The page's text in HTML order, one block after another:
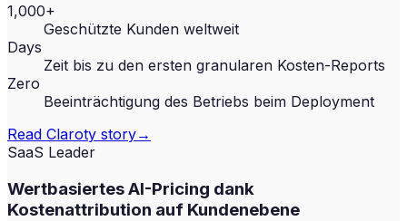
1,000+
Geschützte Kunden weltweit
Days
Zeit bis zu den ersten granularen Kosten-Reports
Zero
Beeinträchtigung des Betriebs beim Deployment
Read Claroty story→
SaaS Leader
Wertbasiertes AI-Pricing dank
Kostenattribution auf Kundenebene